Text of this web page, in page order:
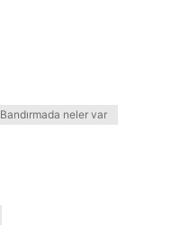
Bandırmada neler var